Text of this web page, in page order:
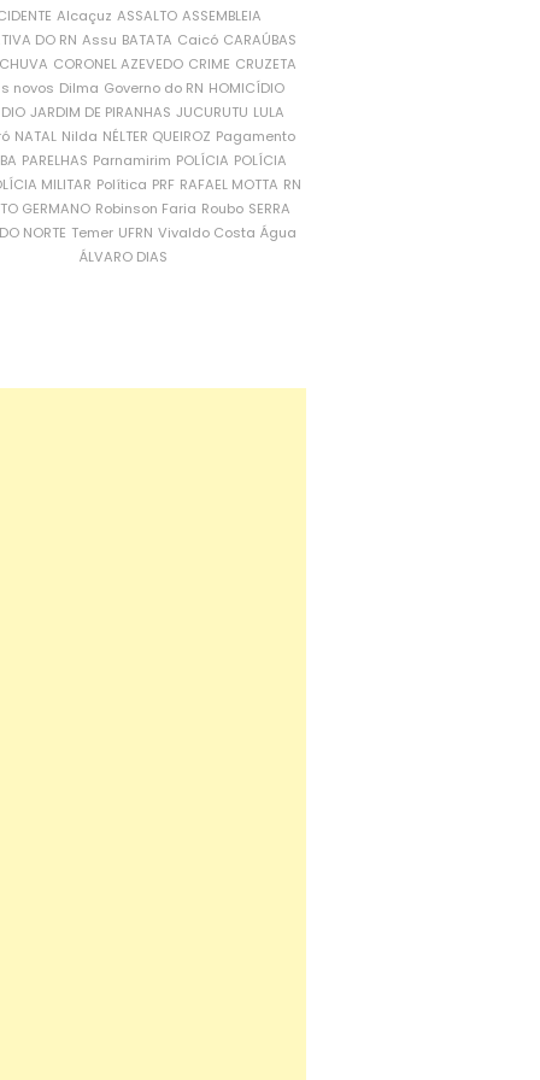
Alcaçuz ASSALTO ASSEMBLEIA
DO RN Assu BATATA Caicó CARAÚBAS
CORONEL AZEVEDO CRIME CRUZETA
novos Dilma Governo do RN HOMICÍDIO
JARDIM DE PIRANHAS JUCURUTU LULA
NATAL Nilda NÉLTER QUEIROZ Pagamento
PARELHAS Parnamirim POLÍCIA POLÍCIA
MILITAR Política PRF RAFAEL MOTTA RN
GERMANO Robinson Faria Roubo SERRA
NORTE Temer UFRN Vivaldo Costa Água
ÁLVARO DIAS